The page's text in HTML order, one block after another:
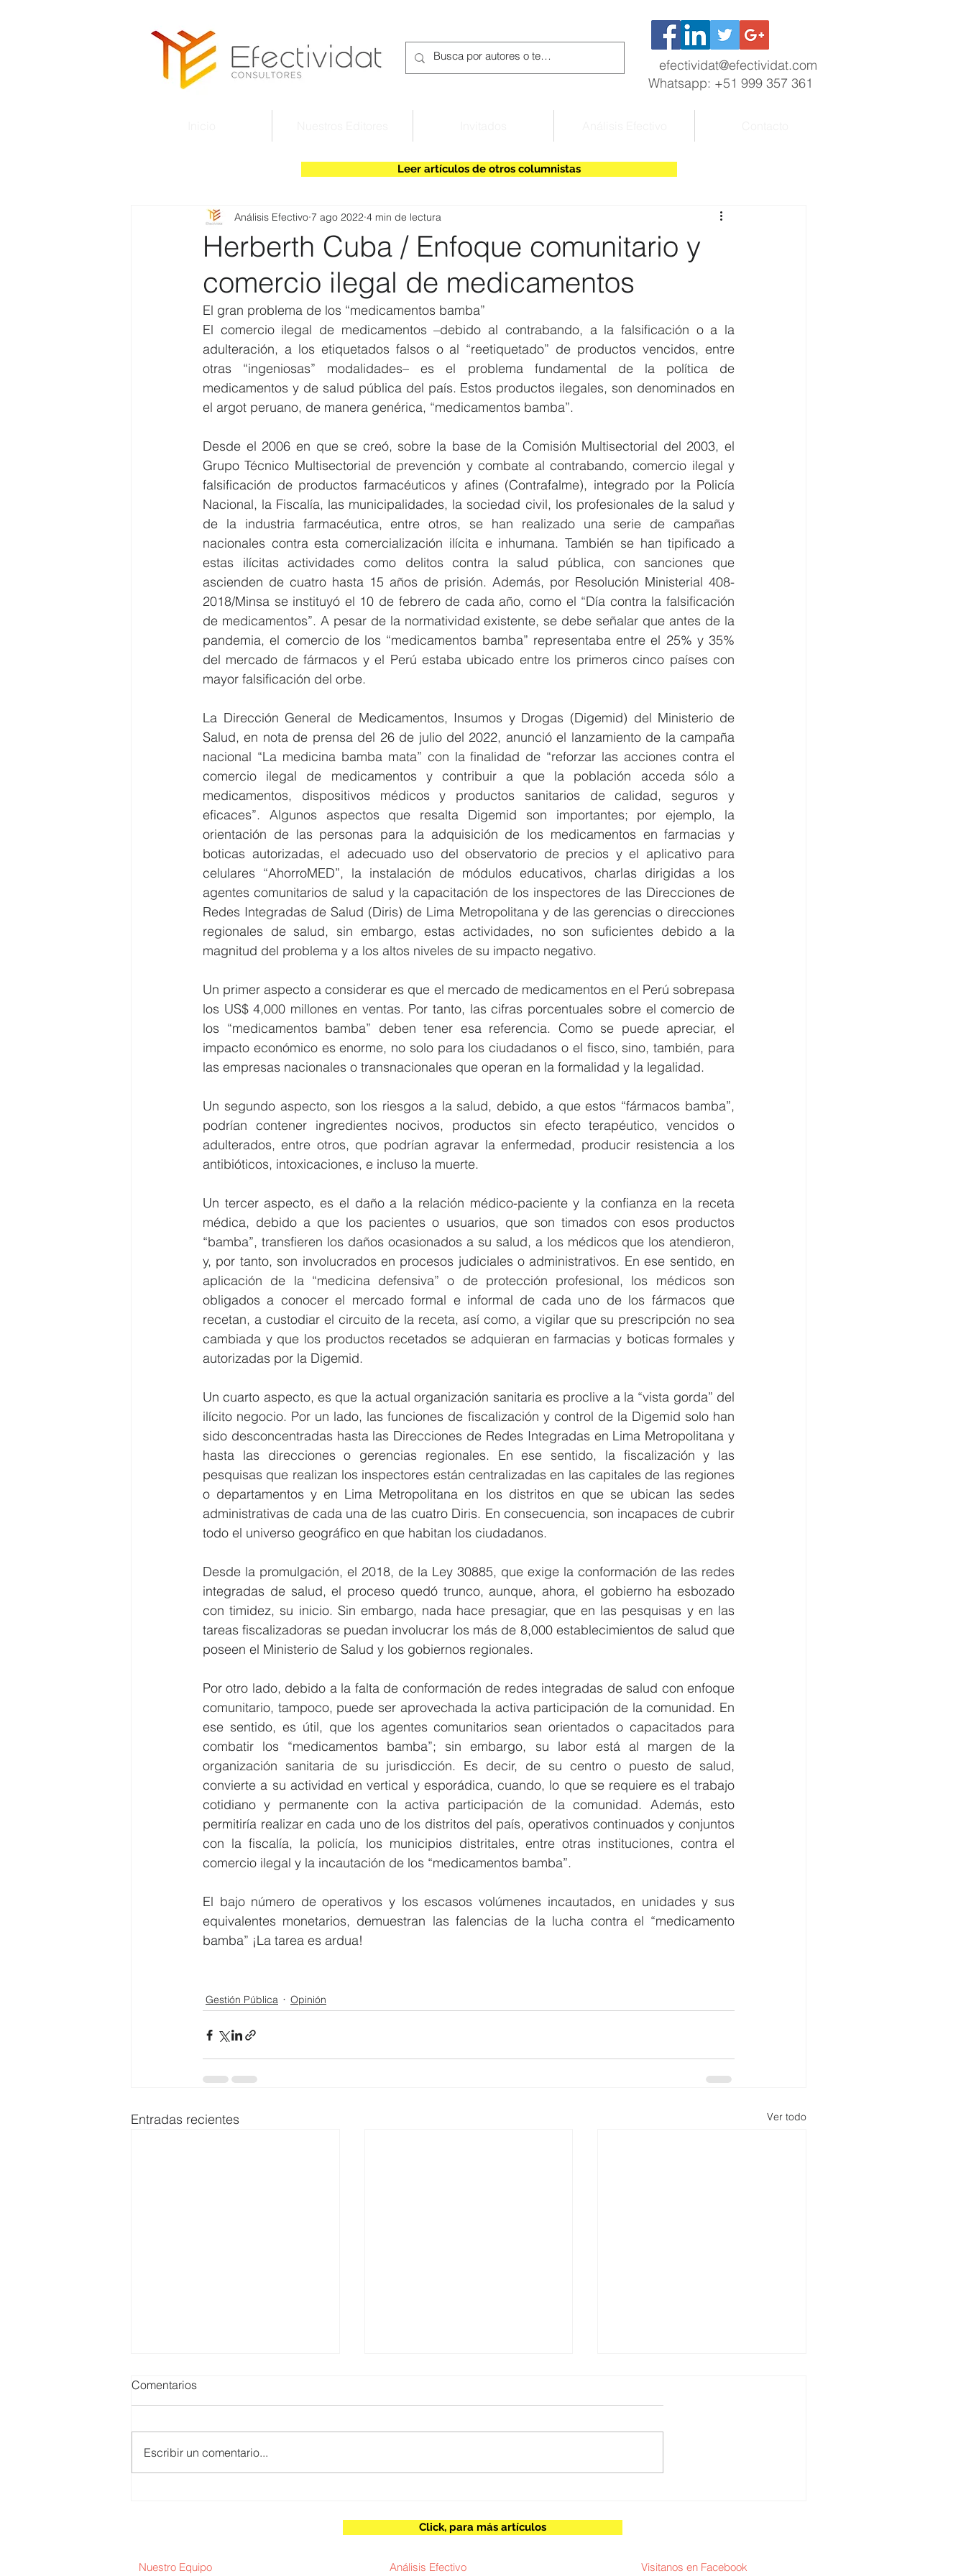
efectividat@efectividat.com
Whatsapp: +51 999 357 361
Leer artículos de otros columnistas
Herberth Cuba / Enfoque comunitario y
comercio ilegal de medicamentos
Análisis Efectivo 7 ago 2022 4 min de lectura
El gran problema de los “medicamentos bamba”
El comercio ilegal de medicamentos –debido al contrabando, a la falsificación o a la
adulteración, a los etiquetados falsos o al “reetiquetado” de productos vencidos, entre
otras “ingeniosas” modalidades– es el problema fundamental de la política de
medicamentos y de salud pública del país. Estos productos ilegales, son denominados en
el argot peruano, de manera genérica, “medicamentos bamba”.
Desde el 2006 en que se creó, sobre la base de la Comisión Multisectorial del 2003, el
Grupo Técnico Multisectorial de prevención y combate al contrabando, comercio ilegal y
falsificación de productos farmacéuticos y afines (Contrafalme), integrado por la Policía
Nacional, la Fiscalía, las municipalidades, la sociedad civil, los profesionales de la salud y
de la industria farmacéutica, entre otros, se han realizado una serie de campañas
nacionales contra esta comercialización ilícita e inhumana. También se han tipificado a
estas ilícitas actividades como delitos contra la salud pública, con sanciones que
ascienden de cuatro hasta 15 años de prisión. Además, por Resolución Ministerial 408-
2018/Minsa se instituyó el 10 de febrero de cada año, como el “Día contra la falsificación
de medicamentos”. A pesar de la normatividad existente, se debe señalar que antes de la
pandemia, el comercio de los “medicamentos bamba” representaba entre el 25% y 35%
del mercado de fármacos y el Perú estaba ubicado entre los primeros cinco países con
mayor falsificación del orbe.
La Dirección General de Medicamentos, Insumos y Drogas (Digemid) del Ministerio de
Salud, en nota de prensa del 26 de julio del 2022, anunció el lanzamiento de la campaña
nacional “La medicina bamba mata” con la finalidad de “reforzar las acciones contra el
comercio ilegal de medicamentos y contribuir a que la población acceda sólo a
medicamentos, dispositivos médicos y productos sanitarios de calidad, seguros y
eficaces”. Algunos aspectos que resalta Digemid son importantes; por ejemplo, la
orientación de las personas para la adquisición de los medicamentos en farmacias y
boticas autorizadas, el adecuado uso del observatorio de precios y el aplicativo para
celulares “AhorroMED”, la instalación de módulos educativos, charlas dirigidas a los
agentes comunitarios de salud y la capacitación de los inspectores de las Direcciones de
Redes Integradas de Salud (Diris) de Lima Metropolitana y de las gerencias o direcciones
regionales de salud, sin embargo, estas actividades, no son suficientes debido a la
magnitud del problema y a los altos niveles de su impacto negativo.
Un primer aspecto a considerar es que el mercado de medicamentos en el Perú sobrepasa
los US$ 4,000 millones en ventas. Por tanto, las cifras porcentuales sobre el comercio de
los “medicamentos bamba” deben tener esa referencia. Como se puede apreciar, el
impacto económico es enorme, no solo para los ciudadanos o el fisco, sino, también, para
las empresas nacionales o transnacionales que operan en la formalidad y la legalidad.
Un segundo aspecto, son los riesgos a la salud, debido, a que estos “fármacos bamba”,
podrían contener ingredientes nocivos, productos sin efecto terapéutico, vencidos o
adulterados, entre otros, que podrían agravar la enfermedad, producir resistencia a los
antibióticos, intoxicaciones, e incluso la muerte.
Un tercer aspecto, es el daño a la relación médico-paciente y la confianza en la receta
médica, debido a que los pacientes o usuarios, que son timados con esos productos
“bamba”, transfieren los daños ocasionados a su salud, a los médicos que los atendieron,
y, por tanto, son involucrados en procesos judiciales o administrativos. En ese sentido, en
aplicación de la “medicina defensiva” o de protección profesional, los médicos son
obligados a conocer el mercado formal e informal de cada uno de los fármacos que
recetan, a custodiar el circuito de la receta, así como, a vigilar que su prescripción no sea
cambiada y que los productos recetados se adquieran en farmacias y boticas formales y
autorizadas por la Digemid.
Un cuarto aspecto, es que la actual organización sanitaria es proclive a la “vista gorda” del
ilícito negocio. Por un lado, las funciones de fiscalización y control de la Digemid solo han
sido desconcentradas hasta las Direcciones de Redes Integradas en Lima Metropolitana y
hasta las direcciones o gerencias regionales. En ese sentido, la fiscalización y las
pesquisas que realizan los inspectores están centralizadas en las capitales de las regiones
o departamentos y en Lima Metropolitana en los distritos en que se ubican las sedes
administrativas de cada una de las cuatro Diris. En consecuencia, son incapaces de cubrir
todo el universo geográfico en que habitan los ciudadanos.
Desde la promulgación, el 2018, de la Ley 30885, que exige la conformación de las redes
integradas de salud, el proceso quedó trunco, aunque, ahora, el gobierno ha esbozado
con timidez, su inicio. Sin embargo, nada hace presagiar, que en las pesquisas y en las
tareas fiscalizadoras se puedan involucrar los más de 8,000 establecimientos de salud que
poseen el Ministerio de Salud y los gobiernos regionales.
Por otro lado, debido a la falta de conformación de redes integradas de salud con enfoque
comunitario, tampoco, puede ser aprovechada la activa participación de la comunidad. En
ese sentido, es útil, que los agentes comunitarios sean orientados o capacitados para
combatir los “medicamentos bamba”; sin embargo, su labor está al margen de la
organización sanitaria de su jurisdicción. Es decir, de su centro o puesto de salud,
convierte a su actividad en vertical y esporádica, cuando, lo que se requiere es el trabajo
cotidiano y permanente con la activa participación de la comunidad. Además, esto
permitiría realizar en cada uno de los distritos del país, operativos continuados y conjuntos
con la fiscalía, la policía, los municipios distritales, entre otras instituciones, contra el
comercio ilegal y la incautación de los “medicamentos bamba”.
El bajo número de operativos y los escasos volúmenes incautados, en unidades y sus
equivalentes monetarios, demuestran las falencias de la lucha contra el “medicamento
bamba” ¡La tarea es ardua!
Gestión Pública Opinión
Entradas recientes Ver todo
Comentarios
Escribir un comentario...
Nuestro Equipo Análisis Efectivo Visitanos en Facebook
Click, para más artículos